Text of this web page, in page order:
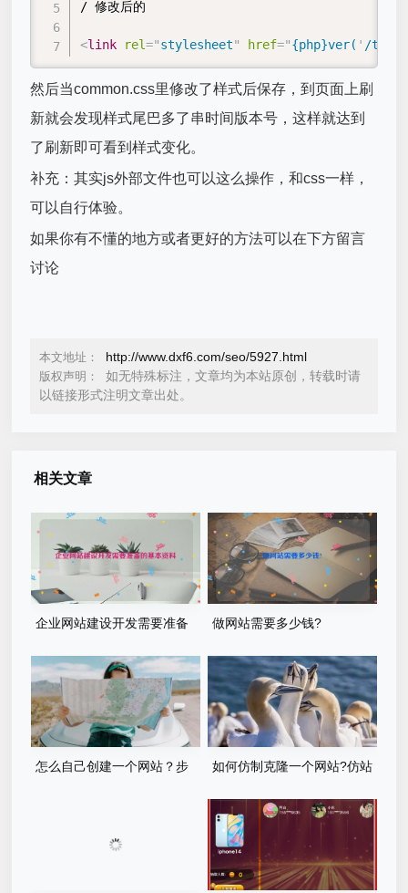
/ 修改后的
<link rel="stylesheet" href="{php}ver( ' /
然后当common.css里修改了样式后保存，到页面上刷
新就会发现样式尾巴多了串时间版本号，这样就达到
了刷新即可看到样式变化。
补充：其实js外部文件也可以这么操作，和css一样，
可以自行体验。
如果你有不懂的地方或者更好的方法可以在下方留言
讨论
本文地址： http://www.dxf6.com/seo/5927.html
版权声明：
如无特殊标注，文章均为本站原创，转载时请
以链接形式注明文章出处。
相关文章
企业网站建设开发需要准备
做网站需要多少钱?
怎么自己创建一个网站？步
如何仿制克隆一个网站?仿站